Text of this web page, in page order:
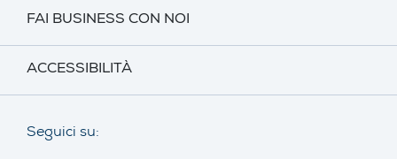
FAI BUSINESS CON NOI
ACCESSIBILITÀ
Seguici su: